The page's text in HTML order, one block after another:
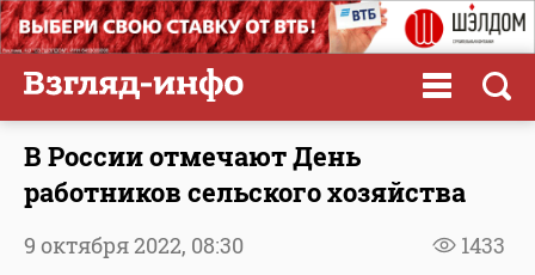
В России отмечают День
работников сельского хозяйства
1433
9 октября 2022, 08:30